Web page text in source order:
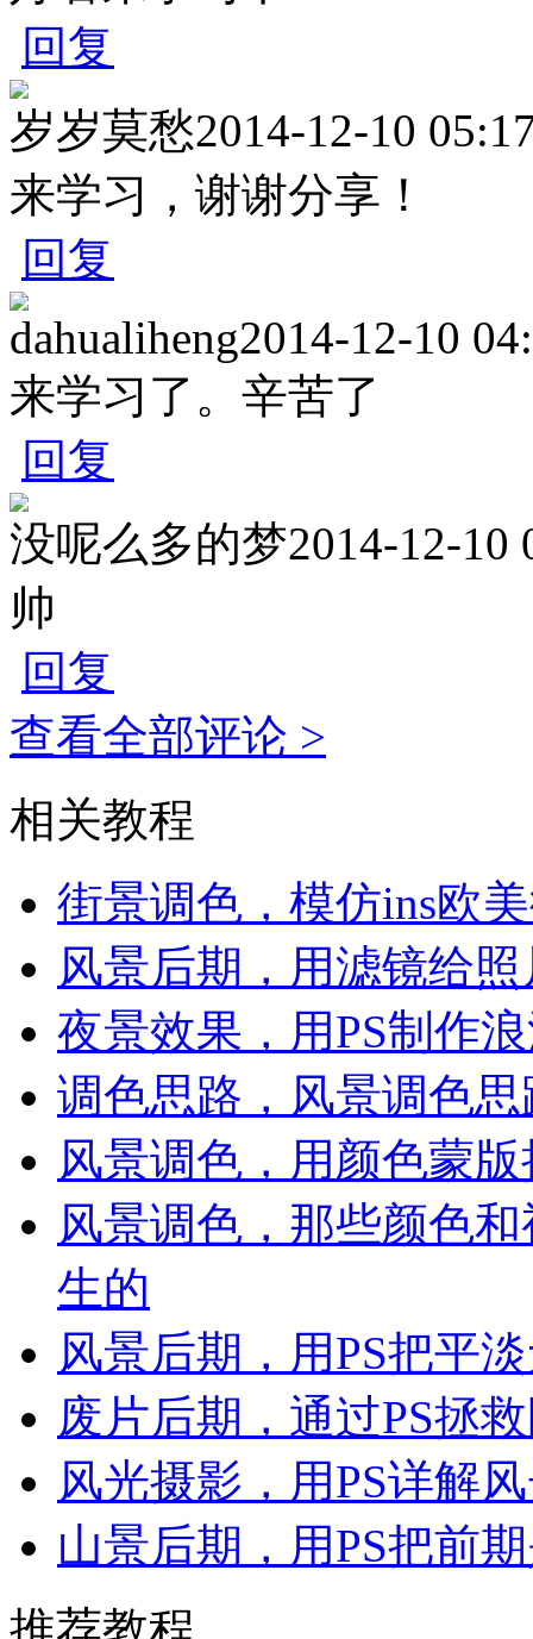
回复
岁岁莫愁2014-12-10
来学习，谢谢分享！
回复
dahualiheng2014-12-10
来学习了。辛苦了
回复
没呢么多的梦2014-12-10
帅
回复
查看全部评论 >
相关教程
街景调色，模仿ins欧
风景后期，用滤镜给
夜景效果，用PS制作
调色思路，风景调色
风景调色，用颜色蒙
风景调色，那些颜色
生的
风景后期，用PS把平
废片后期，通过PS拯
风光摄影，用PS详解
山景后期，用PS把前